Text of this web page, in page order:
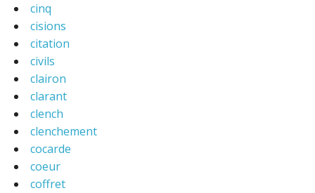
cinq
cisions
citation
civils
clairon
clarant
clench
clenchement
cocarde
coeur
coffret